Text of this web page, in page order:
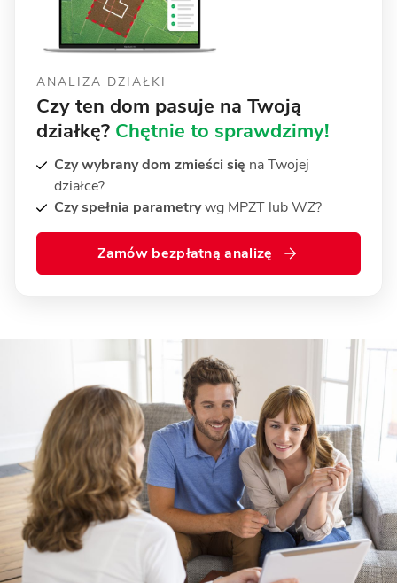
ANALIZA DZIAŁKI
Czy ten dom pasuje na Twoją
działkę? Chętnie to sprawdzimy!
Czy wybrany dom zmieści się na Twojej
działce?
Czy spełnia parametrywg MPZT lub WZ?
Zamów bezpłatną analizę